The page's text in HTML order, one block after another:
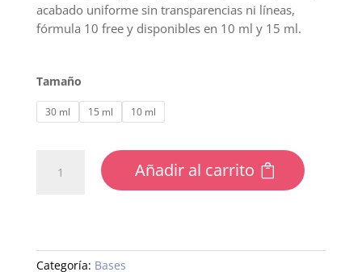
acabado uniforme sin transparencias ni líneas,
fórmula 10 free y disponibles en 10 ml y 15 ml.
Tamaño
30 ml 15 ml 10 ml
Añadir al carrito
Categoría: Bases